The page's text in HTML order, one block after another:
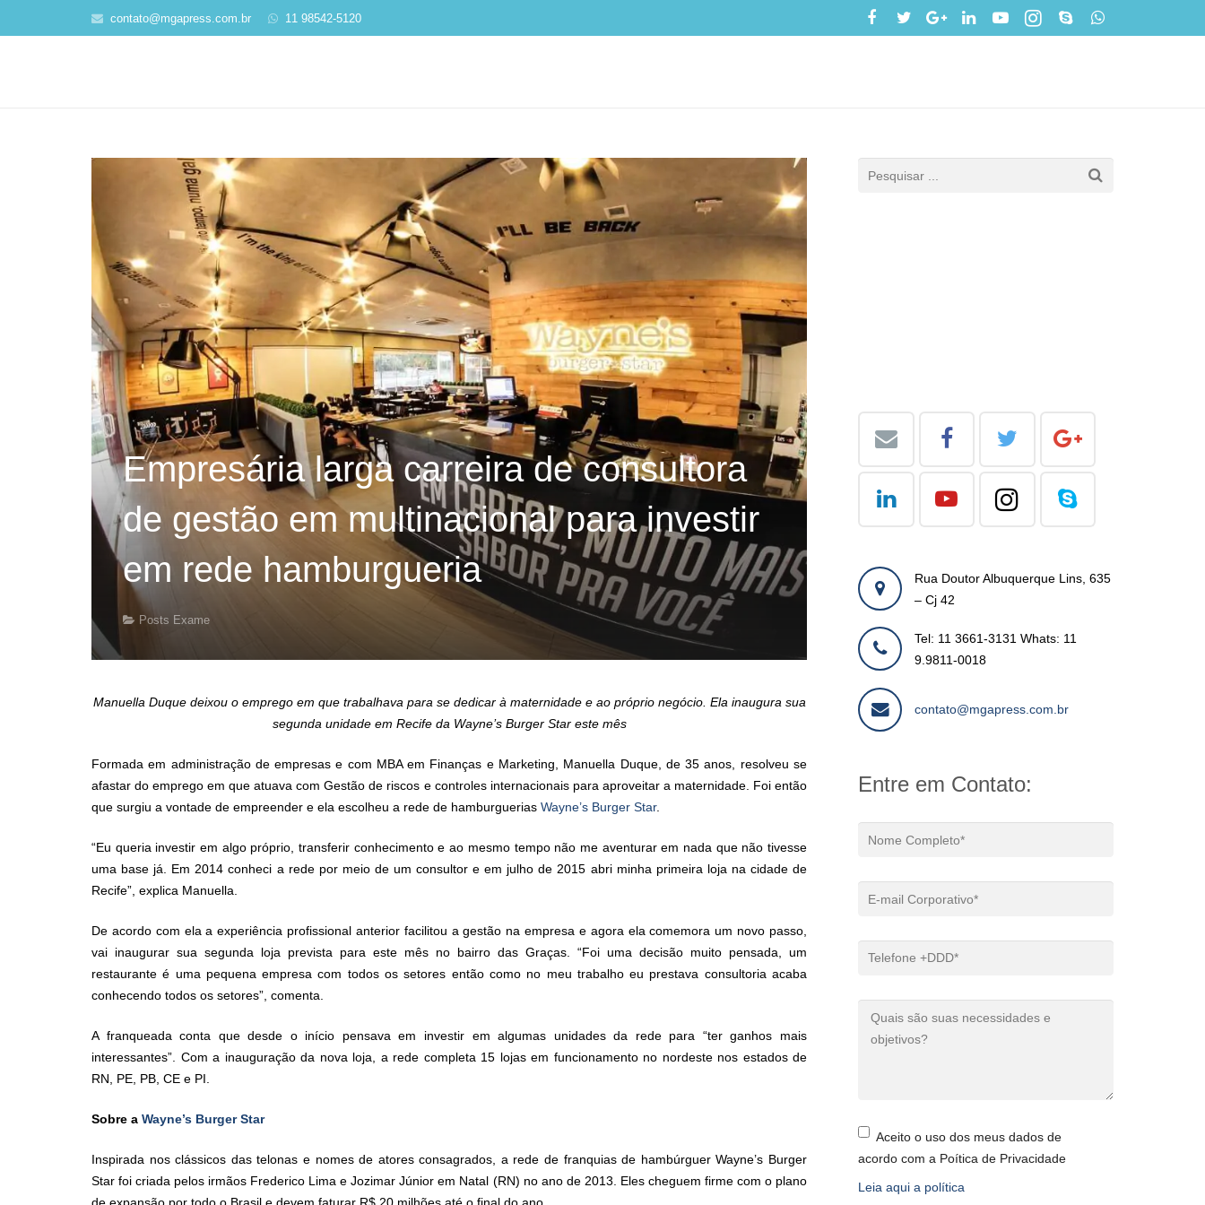
contato@mgapress.com.br 11 98542-5120
Empresária larga carreira de consultora
de gestão em multinacional para investir
em rede hamburgueria
Posts Exame
Manuella Duque deixou o emprego em que trabalhava para se dedicar à maternidade e ao próprio negócio. Ela inaugura sua
segunda unidade em Recife da Wayne’s Burger Star este mês
Formada em administração de empresas e com MBA em Finanças e Marketing, Manuella Duque, de 35 anos, resolveu se
afastar do emprego em que atuava com Gestão de riscos e controles internacionais para aproveitar a maternidade. Foi então
que surgiu a vontade de empreender e ela escolheu a rede de hamburguerias Wayne’s Burger Star.
“Eu queria investir em algo próprio, transferir conhecimento e ao mesmo tempo não me aventurar em nada que não tivesse
uma base já. Em 2014 conheci a rede por meio de um consultor e em julho de 2015 abri minha primeira loja na cidade de
Recife”, explica Manuella.
De acordo com ela a experiência profissional anterior facilitou a gestão na empresa e agora ela comemora um novo passo,
vai inaugurar sua segunda loja prevista para este mês no bairro das Graças. “Foi uma decisão muito pensada, um
restaurante é uma pequena empresa com todos os setores então como no meu trabalho eu prestava consultoria acaba
conhecendo todos os setores”, comenta.
A franqueada conta que desde o início pensava em investir em algumas unidades da rede para “ter ganhos mais
interessantes”. Com a inauguração da nova loja, a rede completa 15 lojas em funcionamento no nordeste nos estados de
RN, PE, PB, CE e PI.
Sobre a Wayne’s Burger Star
Inspirada nos clássicos das telonas e nomes de atores consagrados, a rede de franquias de hambúrguer Wayne’s Burger
Star foi criada pelos irmãos Frederico Lima e Jozimar Júnior em Natal (RN) no ano de 2013. Eles cheguem firme com o plano
Rua Doutor Albuquerque Lins, 635
– Cj 42
Tel: 11 3661-3131 Whats: 11
9.9811-0018
contato@mgapress.com.br
Entre em Contato:
Aceito o uso dos meus dados de
acordo com a Poítica de Privacidade
Leia aqui a política